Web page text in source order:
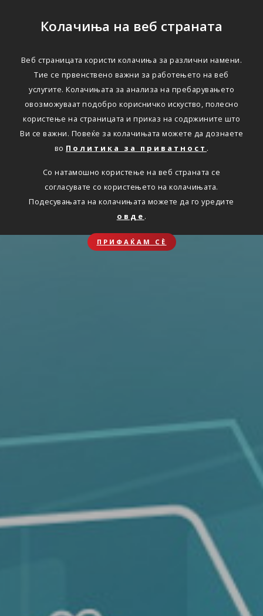
Колачиња на веб страната
Веб страницата користи колачиња за различни намени.
Тие се првенствено важни за работењето на веб
услугите. Колачињата за анализа на пребарувањето
овозможуваат подобро корисничко искуство, полесно
користење на страницата и приказ на содржините што
Ви се важни. Повеќе за колачињата можете да дознаете
во Политика за приватност .
Со натамошно користење на веб страната се
согласувате со користењето на колачињата.
Подесувањата на колачињата можете да го уредите
овде .
ПРИФАЌАМ СЀ